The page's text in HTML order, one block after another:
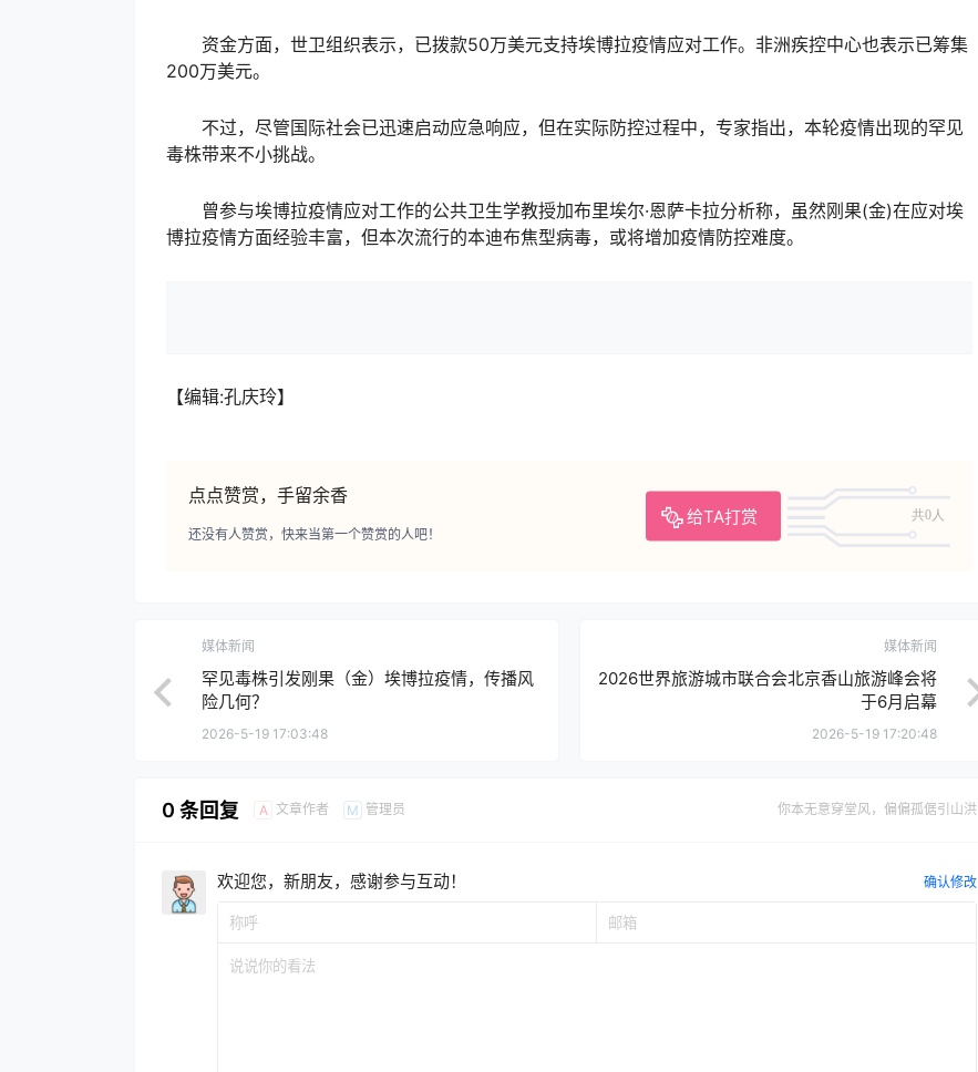
资金方面，世卫组织表示，已拨款50万美元支持埃博拉疫情应对工作。非洲疾控中心也表示已筹集
200万美元。
不过，尽管国际社会已迅速启动应急响应，但在实际防控过程中，专家指出，本轮疫情出现的罕见
毒株带来不小挑战。
曾参与埃博拉疫情应对工作的公共卫生学教授加布里埃尔·恩萨卡拉分析称，虽然刚果(金)在应对埃
博拉疫情方面经验丰富，但本次流行的本迪布焦型病毒，或将增加疫情防控难度。
【编辑:孔庆玲】
点点赞赏，手留余香
给TA打赏 共0人
还没有人赞赏，快来当第一个赞赏的人吧！
媒体新闻
罕见毒株引发刚果（金）埃博拉疫情，传播风
险几何？
2026-5-19 17:03:48
媒体新闻
2026世界旅游城市联合会北京香山旅游峰会将
于6月启幕
2026-5-19 17:20:48
0 条回复 A 文章作者 M 管理员 你本无意穿堂风，偏偏孤倨引山洪
欢迎您，新朋友，感谢参与互动！ 确认修改